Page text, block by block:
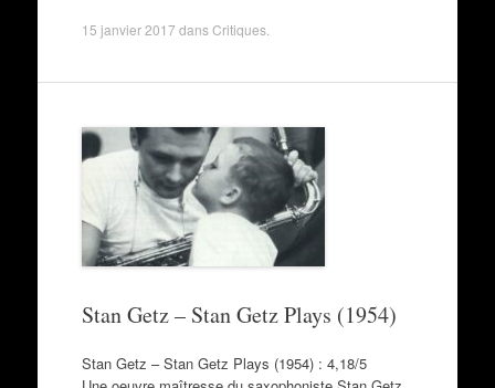
15 janvier 2017 dansCritiques.
Stan Getz – Stan Getz Plays (1954)
Stan Getz – Stan Getz Plays (1954) : 4,18/5